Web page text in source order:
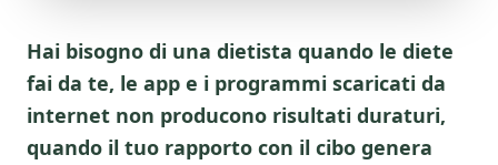
Hai bisogno di una dietista quando le diete
fai da te, le app e i programmi scaricati da
internet non producono risultati duraturi,
quando il tuo rapporto con il cibo genera